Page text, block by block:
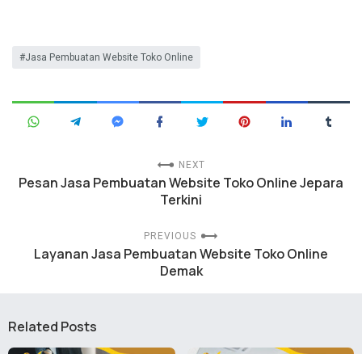
Jasa Pembuatan Website Toko Online
NEXT
Pesan Jasa Pembuatan Website Toko Online Jepara
Terkini
PREVIOUS
Layanan Jasa Pembuatan Website Toko Online
Demak
Related Posts